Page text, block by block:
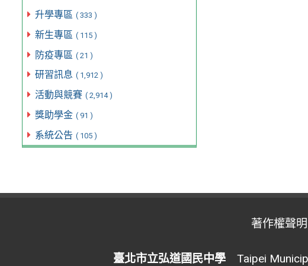
升學專區 ( 333 )
新生專區 ( 115 )
防疫專區 ( 21 )
研習訊息 ( 1,912 )
活動與競賽 ( 2,914 )
獎助學金 ( 91 )
系統公告 ( 105 )
著作權聲明
臺北市立弘道國民中學Taipei